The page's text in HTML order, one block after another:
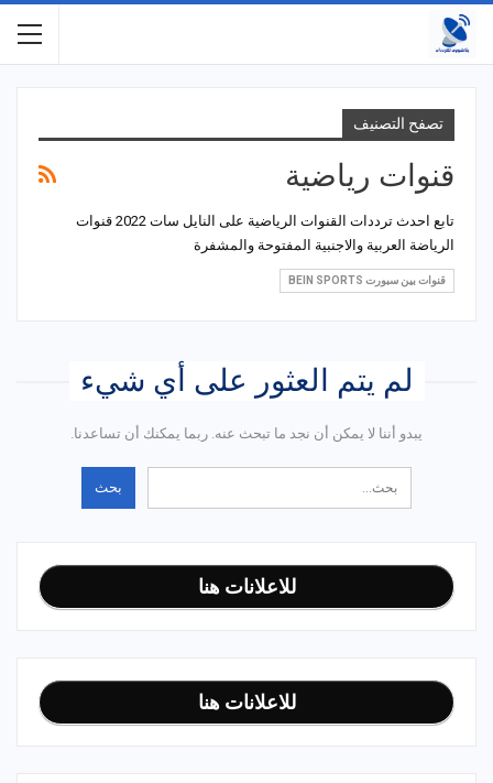
تصفح التصنيف
قنوات رياضية
تابع احدث ترددات القنوات الرياضية على النايل سات 2022 قنوات
الرياضة العربية والاجنبية المفتوحة والمشفرة
قنوات بين سبورت BEIN SPORTS
لم يتم العثور على أي شيء
يبدو أننا لا يمكن أن نجد ما تبحث عنه. ربما يمكنك أن تساعدنا.
للاعلانات هنا
للاعلانات هنا